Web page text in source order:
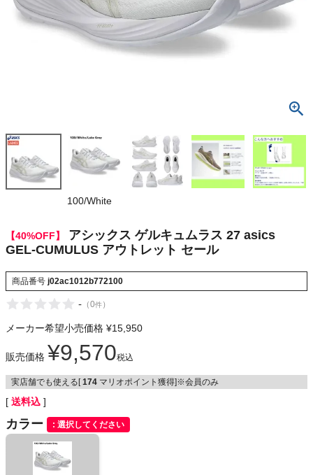
最近閲覧した商品
L-CUMULUS
アウトレット
セール
(税込)
THE NORTH FACE
CHUMS
もっと見る
メンズカジュアルウェア
100/White
【40%OFF】
アシックス ゲルキュムラス 27 asics
GEL-CUMULUS アウトレット セール
商品番号 j02ac1012b772100
- （0件）
メーカー希望小売価格 ¥15,950
販売価格 ¥9,570税込
実店舗でも使える[ 174 マリオポイント獲得]※会員のみ
送料込
カラー 選択してください